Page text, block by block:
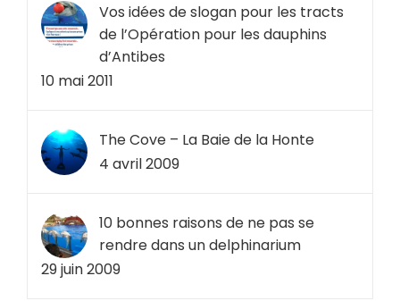
Vos idées de slogan pour les tracts
de l’Opération pour les dauphins
d’Antibes
10 mai 2011
The Cove – La Baie de la Honte
4 avril 2009
10 bonnes raisons de ne pas se
rendre dans un delphinarium
29 juin 2009